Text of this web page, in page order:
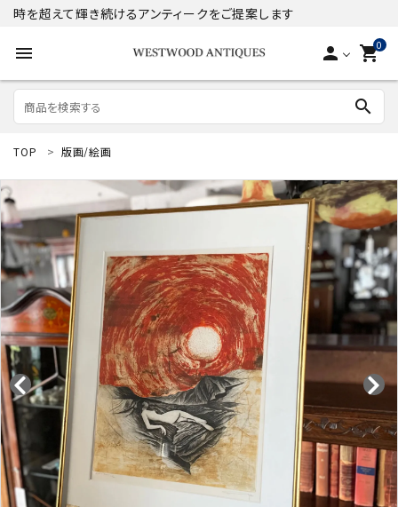
時を超えて輝き続けるアンティークをご提案します
menu person 0
shopping_cart
search
ACCOUNT MENU
ようこそ ゲスト 様
meeting_room ログイン person 新規会員登録
商品
コンテンツ
その他サービス
ご利用ガイド
TOP 版画/絵画